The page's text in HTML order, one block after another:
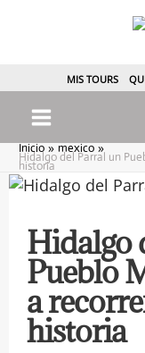
MIS TOURS
Main
Menu
Inicio mexico
Hidalgo del Parral un
historia
Hidalgo
Pueblo
a
historia